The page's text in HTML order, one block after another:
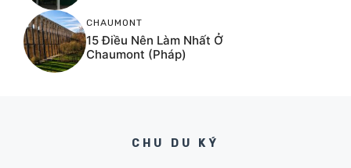
CHAUMONT
15 Điều Nên Làm Nhất Ở
Chaumont (Pháp)
CHU DU KÝ